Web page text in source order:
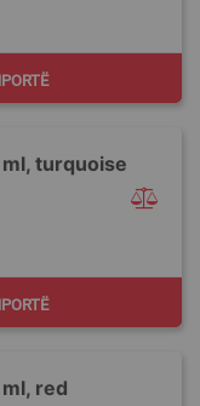
turquoise
red